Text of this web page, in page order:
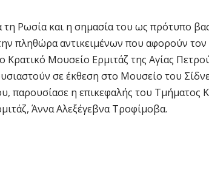
Ρωσία και η σημασία του ως πρότυπο
πληθώρα αντικειμένων που αφορούν τον
Κρατικό Μουσείο Ερμιτάζ της Αγίας
σε έκθεση στο Μουσείο του
παρουσίασε η επικεφαλής του Τμήματος
Άννα Αλεξέγεβνα Τροφίμοβα.